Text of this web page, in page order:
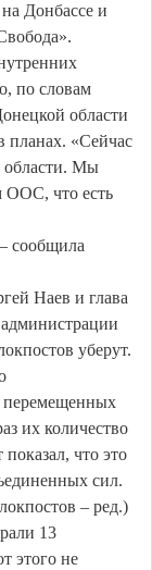
Донбассе и
по словам
области
«Сейчас
области. Мы
ООС, что есть
сообщила
Наев и глава
уберут.
перемещенных
их количество
что это
сил.
– ред.)
13
этого не